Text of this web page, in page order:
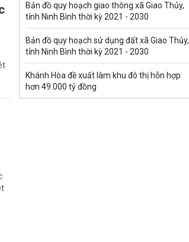
Bản đồ quy hoạch giao thông xã Giao Thủy,
tỉnh Ninh Bình thời kỳ 2021 - 2030
Bản đồ quy hoạch sử dụng đất xã Giao Thủy,
tỉnh Ninh Bình thời kỳ 2021 - 2030
Khánh Hòa đề xuất làm khu đô thị hỗn hợp
hơn 49.000 tỷ đồng